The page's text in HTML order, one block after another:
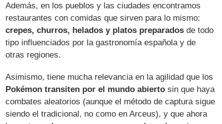
Además, en los pueblos y las ciudades encontramos
restaurantes con comidas que sirven para lo mismo:
crepes, churros, helados y platos preparados de todo
tipo influenciados por la gastronomía española y de
otras regiones.
Asimismo, tiene mucha relevancia en la agilidad que los
Pokémon transiten por el mundo abierto sin que haya
combates aleatorios (aunque el método de captura sigue
siendo el tradicional, no como en Arceus), y que ahora